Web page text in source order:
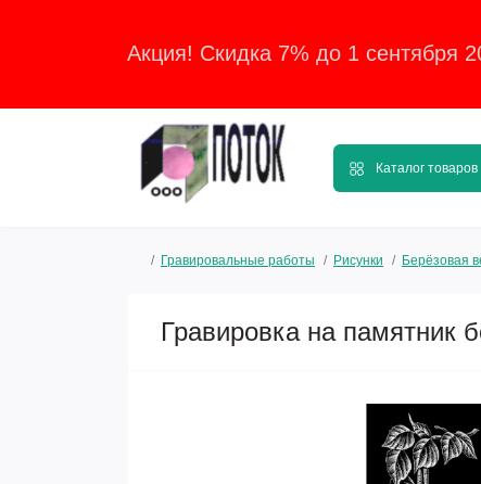
Акция! Скидка 7% до 1 сентября
Каталог товаров
Гравировальные работы Рисунки Берёзовая
Гравировка на памятник